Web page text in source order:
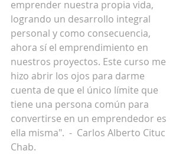
emprender nuestra propia vida,
logrando un desarrollo integral
personal y como consecuencia,
ahora sí el emprendimiento en
nuestros proyectos. Este curso me
hizo abrir los ojos para darme
cuenta de que el único límite que
tiene una persona común para
convertirse en un emprendedor es
ella misma".  -  Carlos Alberto Cituc
Chab.